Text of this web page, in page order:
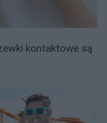
kontaktowe są